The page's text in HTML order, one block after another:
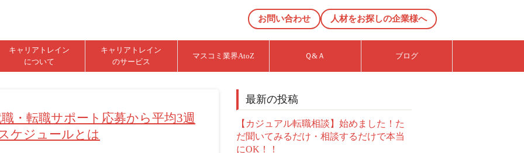
お問い合わせ 人材をお探しの企業様へ
キャリアトレイン
について
キャリアトレイン
のサービス
マスコミ業界AtoZ Ｑ&Ａ ブログ
・転職サポート応募から平均3週
ケジュールとは
最新の投稿
【カジュアル転職相談】始めました！た
だ聞いてみるだけ・相談するだけで本当
にOK！！